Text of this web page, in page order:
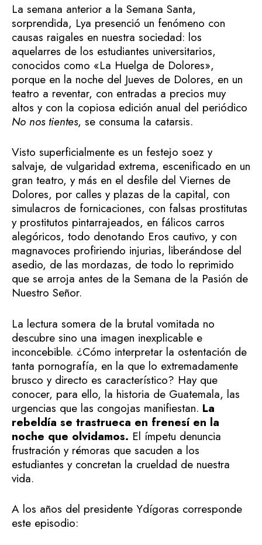
La semana anterior a la Semana Santa,
sorprendida, Lya presenció un fenómeno con
causas raigales en nuestra sociedad: los
aquelarres de los estudiantes universitarios,
conocidos como «La Huelga de Dolores»,
porque en la noche del Jueves de Dolores, en un
teatro a reventar, con entradas a precios muy
altos y con la copiosa edición anual del periódico
No nos tientes, se consuma la catarsis.
Visto superficialmente es un festejo soez y
salvaje, de vulgaridad extrema, escenificado en un
gran teatro, y más en el desfile del Viernes de
Dolores, por calles y plazas de la capital, con
simulacros de fornicaciones, con falsas prostitutas
y prostitutos pintarrajeados, en fálicos carros
alegóricos, todo denotando Eros cautivo, y con
magnavoces profiriendo injurias, liberándose del
asedio, de las mordazas, de todo lo reprimido
que se arroja antes de la Semana de la Pasión de
Nuestro Señor.
La lectura somera de la brutal vomitada no
descubre sino una imagen inexplicable e
inconcebible. ¿Cómo interpretar la ostentación de
tanta pornografía, en la que lo extremadamente
brusco y directo es característico? Hay que
conocer, para ello, la historia de Guatemala, las
urgencias que las congojas manifiestan. La
rebeldía se trastrueca en frenesí en la
noche que olvidamos. El ímpetu denuncia
frustración y rémoras que sacuden a los
estudiantes y concretan la crueldad de nuestra
vida.
A los años del presidente Ydígoras corresponde
este episodio: